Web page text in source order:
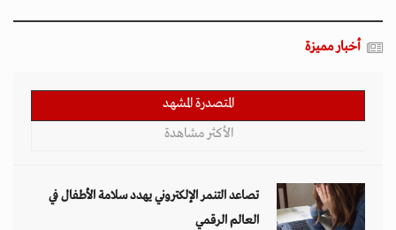
أخبار مميزة
المتصدرة المشهد
الأكثر مشاهدة
تصاعد التنمر الإلكتروني يهدد سلامة الأطفال في
العالم الرقمي